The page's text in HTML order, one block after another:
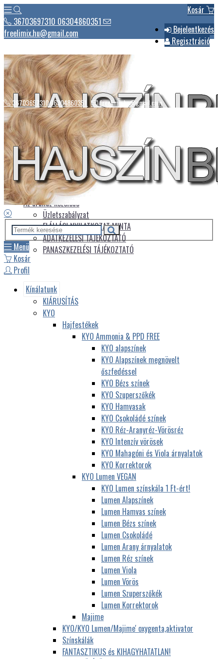
Kosár
Bejelentkezés
Regisztráció
36703697310 06304860351
freelimix.hu@gmail.com
Hírek
Csomagautomaták listája
Üdvözlet
Az áruház kezelése
Üzletszabályzat
ELÁLLÁSI NYILATKOZAT MINTA
ADATKEZELÉSI TÁJÉKOZTATÓ
PANASZKEZELÉSI TÁJÉKOZTATÓ
36703697310 06304860351 freelimix.hu@gmail.com
Menü
Kosár
Profil
Kínálatunk
KIÁRUSÍTÁS
KYO
Hajfestékek
KYO Ammonia & PPD FREE
KYO alapszínek
KYO Alapszínek megnövelt
őszfedéssel
KYO Bézs színek
KYO Szuperszőkék
KYO Hamvasak
KYO Csokoládé színek
KYO Réz-Aranyréz-Vörösréz
KYO Intenzív vörösek
KYO Mahagóni és Viola árnyalatok
KYO Korrektorok
KYO Lumen VEGAN
KYO Lumen színskála 1 Ft-ért!
Lumen Alapszínek
Lumen Hamvas színek
Lumen Bézs színek
Lumen Csokoládé
Lumen Arany árnyalatok
Lumen Réz színek
Lumen Viola
Lumen Vörös
Lumen Szuperszőkék
Lumen Korrektorok
Majime
KYO/KYO Lumen/Majime' oxygenta,aktivator
Színskálák
FANTASZTIKUS és KIHAGYHATATLAN!